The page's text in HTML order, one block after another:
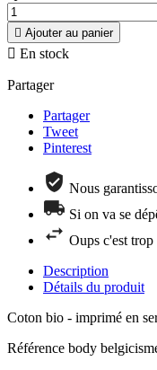
 Ajouter au panier
 En stock
Partager
Partager
Tweet
Pinterest
Nous
Si on va se
Oups c'est trop
Description
Détails du produit
Coton bio - imprimé en
Référence body